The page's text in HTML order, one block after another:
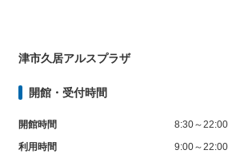
津市久居アルスプラザ
開館・受付時間
開館時間
8:30～22:00
利用時間
9:00～22:00